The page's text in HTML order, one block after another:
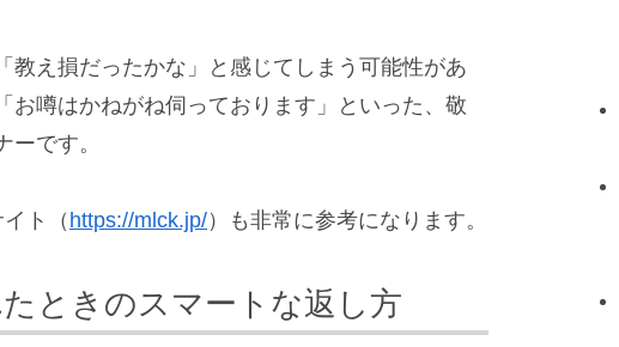
教え損だったかな」と感じてしまう可能性があ
お噂はかねがね伺っております」といった、敬
です。
ト（ https://mlck.jp/）も非常に参考になります。
ときのスマートな返し方